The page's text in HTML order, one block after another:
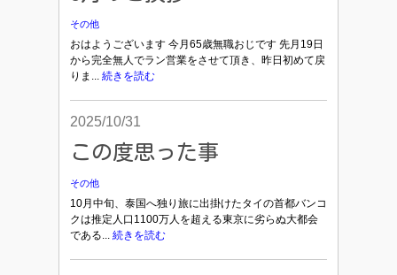
その他
おはようございます 今月65歳無職おじです 先月19日
から完全無人でラン営業をさせて頂き、昨日初めて戻
りま... 続きを読む
2025/10/31
この度思った事
その他
10月中旬、泰国へ独り旅に出掛けたタイの首都バンコ
クは推定人口1100万人を超える東京に劣らぬ大都会
である... 続きを読む